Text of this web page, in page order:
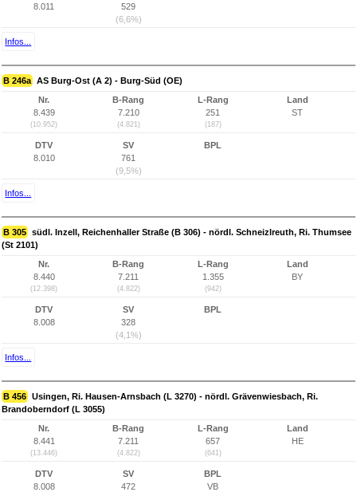
8.011
529
(6,6%)
Infos...
B 246a AS Burg-Ost (A 2) - Burg-Süd (OE)
Nr.
8.439
(10.952)
B-Rang
7.210
(4.821)
L-Rang
251
(187)
Land
ST
DTV
8.010
SV
761
(9,5%)
BPL
Infos...
B 305 südl. Inzell, Reichenhaller Straße (B 306) - nördl. Schneizlreuth, Ri. Thumsee
(St 2101)
Nr.
8.440
(12.398)
B-Rang
7.211
(4.822)
L-Rang
1.355
(942)
Land
BY
DTV
8.008
SV
328
(4,1%)
BPL
Infos...
B 456 Usingen, Ri. Hausen-Arnsbach (L 3270) - nördl. Grävenwiesbach, Ri.
Brandoberndorf (L 3055)
Nr.
8.441
(13.446)
B-Rang
7.211
(4.822)
L-Rang
657
(641)
Land
HE
DTV
8.008
SV
472
BPL
VB